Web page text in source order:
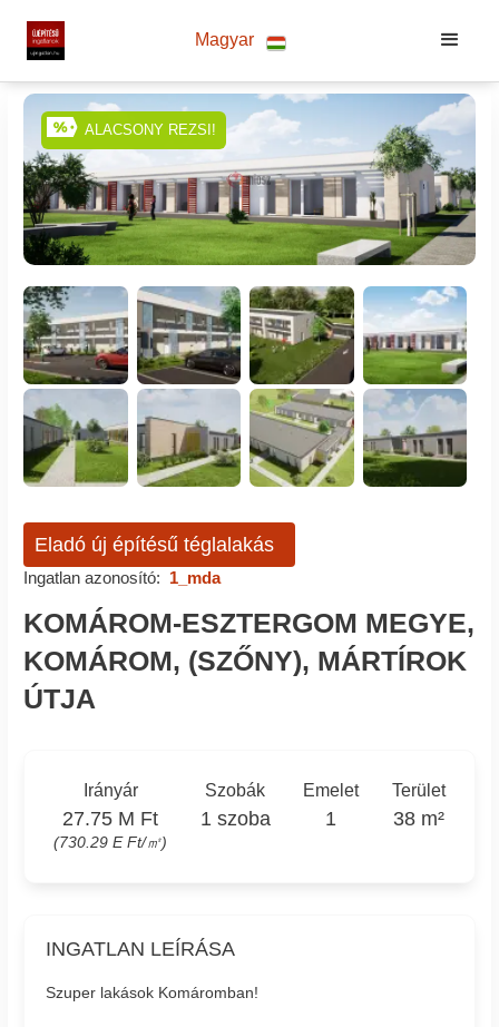
Magyar
ALACSONY REZSI!
Eladó új építésű téglalakás
Ingatlan azonosító: 1_mda
KOMÁROM-ESZTERGOM MEGYE,
KOMÁROM, (SZŐNY), MÁRTÍROK
ÚTJA
Irányár
27.75 M Ft
(730.29 E Ft/㎡)
Szobák
1 szoba
Emelet
1
Terület
38 m²
INGATLAN LEÍRÁSA
Szuper lakások Komáromban!